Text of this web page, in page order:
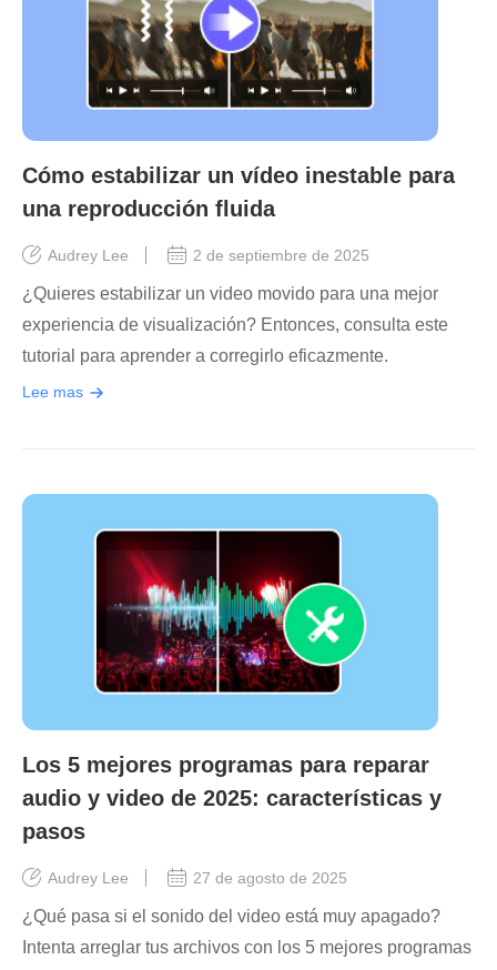
Cómo estabilizar un vídeo inestable para
una reproducción fluida
Audrey Lee 2 de septiembre de 2025
¿Quieres estabilizar un video movido para una mejor
experiencia de visualización? Entonces, consulta este
tutorial para aprender a corregirlo eficazmente.
Lee mas
Los 5 mejores programas para reparar
audio y video de 2025: características y
pasos
Audrey Lee 27 de agosto de 2025
¿Qué pasa si el sonido del video está muy apagado?
Intenta arreglar tus archivos con los 5 mejores programas